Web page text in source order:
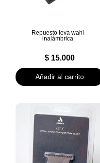
Repuesto leva wahl
inalámbrica
$15.000
Añadir al carrito